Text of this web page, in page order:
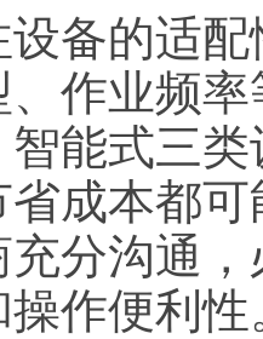
设备的适
、作业频
能式三
成本都
分沟通
作便利性